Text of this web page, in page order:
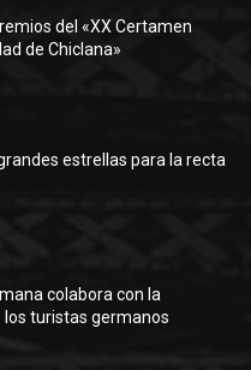
del «XX Certamen
de Chiclana»
estrellas para la recta
colabora con la
los turistas germanos